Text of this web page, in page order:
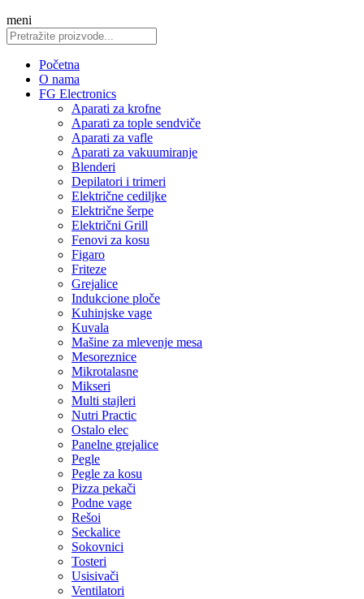
meni
Početna
O nama
FG Electronics
Aparati za krofne
Aparati za tople sendviče
Aparati za vafle
Aparati za vakuumiranje
Blenderi
Depilatori i trimeri
Električne cediljke
Električne šerpe
Električni Grill
Fenovi za kosu
Figaro
Friteze
Grejalice
Indukcione ploče
Kuhinjske vage
Kuvala
Mašine za mlevenje mesa
Mesoreznice
Mikrotalasne
Mikseri
Multi stajleri
Nutri Practic
Ostalo elec
Panelne grejalice
Pegle
Pegle za kosu
Pizza pekači
Podne vage
Rešoi
Seckalice
Sokovnici
Tosteri
Usisivači
Ventilatori